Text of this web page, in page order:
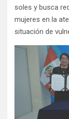
soles y busca
mujeres en la
situación de